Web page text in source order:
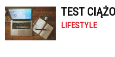
TEST
LIFESTYLE